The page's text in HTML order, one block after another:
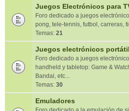
Juegos Electrónicos para
Foro dedicado a juegos
pong, tele-tennis, futbol, carreras,
Temas: 21
Juegos electrónicos
Foro dedicado a juegos
handheld y tabletop: Game &
Bandai, etc...
Temas: 30
Emuladores